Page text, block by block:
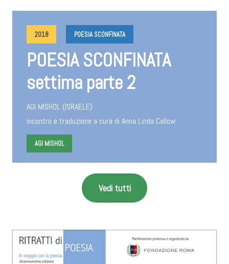
2018 POESIA SCONFINATA
POESIA SCONFINATA
settima parte 2
AGI MISHOL (ISRAELE)
incontro e traduzione a cura di Anna Linda Callow
AGI MISHOL
Vedi tutti